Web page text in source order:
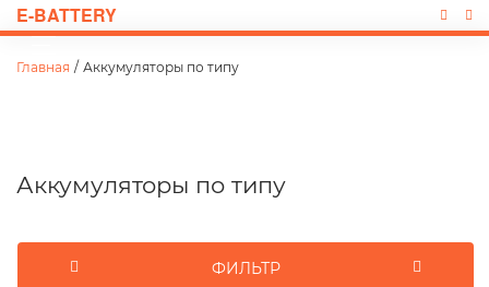
E-BATTERY
Главная / Аккумуляторы по типу
Аккумуляторы по типу
ФИЛЬТР